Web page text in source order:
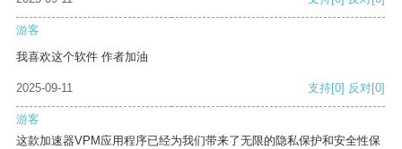
游客
我喜欢这个软件 作者加油
2025-09-11 支持[0] 反对[0]
游客
这款加速器VPM应用程序已经为我们带来了无限的隐私保护和安全性保